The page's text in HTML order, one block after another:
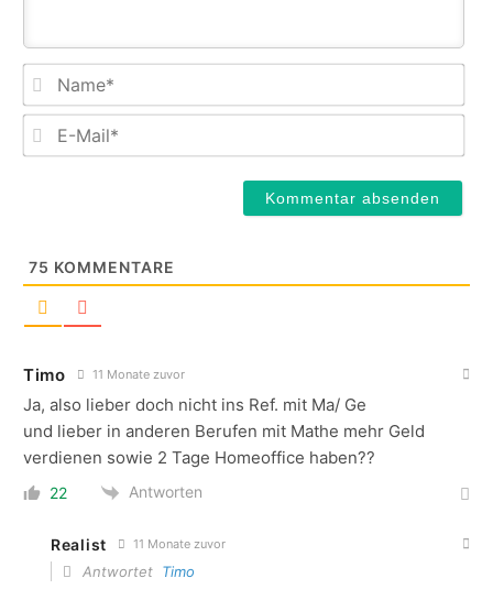
E-
75 KOMMENTARE
Timo 11 Monate zuvor
Ja, also lieber doch nicht ins Ref. mit Ma/ Ge
und lieber in anderen Berufen mit Mathe mehr Geld
verdienen sowie 2 Tage Homeoffice haben??
22 Antworten
Realist 11 Monate zuvor
Antwortet Timo